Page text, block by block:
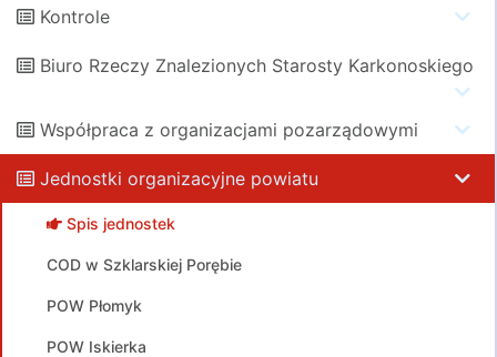
Kontrole
Biuro Rzeczy Znalezionych Starosty Karkonoskiego
Współpraca z organizacjami pozarządowymi
Jednostki organizacyjne powiatu
Spis jednostek
COD w Szklarskiej Porębie
POW Płomyk
POW Iskierka